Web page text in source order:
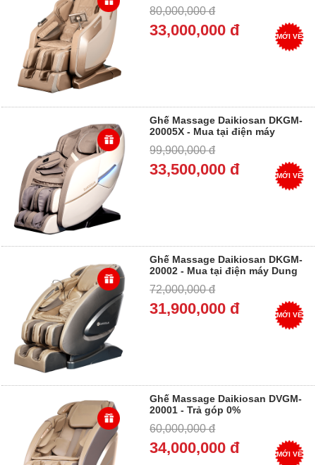
80,000,000 đ
33,000,000 đ MỚI VỀ
Ghế Massage Daikiosan DKGM-
20005X - Mua tại điện máy
99,900,000 đ
33,500,000 đ MỚI VỀ
Ghế Massage Daikiosan DKGM-
20002 - Mua tại điện máy Dung
72,000,000 đ
31,900,000 đ MỚI VỀ
Ghế Massage Daikiosan DVGM-
20001 - Trả góp 0%
60,000,000 đ
34,000,000 đ MỚI VỀ